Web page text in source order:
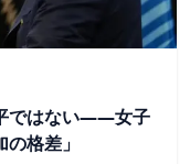
ではない――女子
格差」